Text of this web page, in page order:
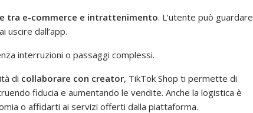
tra e-commerce e intrattenimento. L’utente può guardare
uscire dall’app.
interruzioni o passaggi complessi.
di collaborare con creator, TikTok Shop ti permette di
fiducia e aumentando le vendite. Anche la logistica è
o affidarti ai servizi offerti dalla piattaforma.